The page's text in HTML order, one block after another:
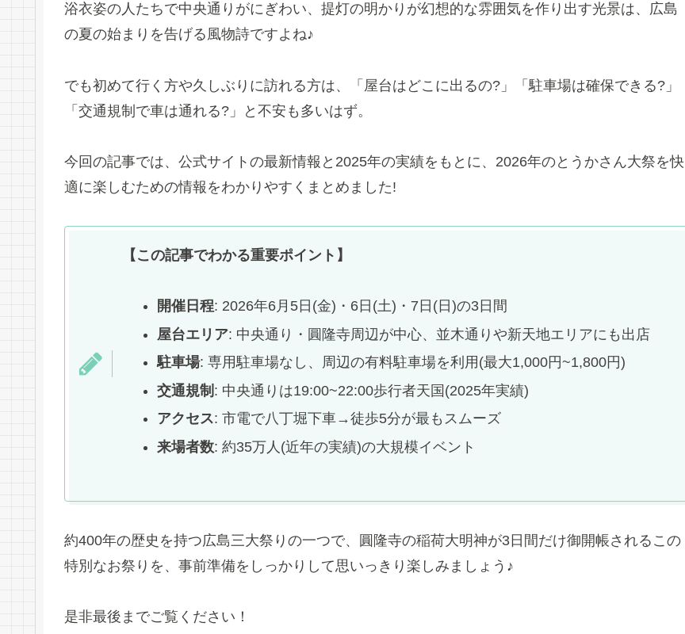
浴衣姿の人たちで中央通りがにぎわい、提灯の明かりが幻想的な雰囲気を作り出す光景は、広島
の夏の始まりを告げる風物詩ですよね♪
でも初めて行く方や久しぶりに訪れる方は、「屋台はどこに出るの?」「駐車場は確保できる?」
「交通規制で車は通れる?」と不安も多いはず。
今回の記事では、公式サイトの最新情報と2025年の実績をもとに、2026年のとうかさん大祭を快
適に楽しむための情報をわかりやすくまとめました!
【この記事でわかる重要ポイント】
開催日程: 2026年6月5日(金)・6日(土)・7日(日)の3日間
屋台エリア: 中央通り・圓隆寺周辺が中心、並木通りや新天地エリアにも出店
駐車場: 専用駐車場なし、周辺の有料駐車場を利用(最大1,000円~1,800円)
交通規制 : 中央通りは19:00~22:00歩行者天国(2025年実績)
アクセス: 市電で八丁堀下車→徒歩5分が最もスムーズ
来場者数: 約35万人(近年の実績)の大規模イベント
約400年の歴史を持つ広島三大祭りの一つで、圓隆寺の稲荷大明神が3日間だけ御開帳されるこの
特別なお祭りを、事前準備をしっかりして思いっきり楽しみましょう♪
是非最後までご覧ください！